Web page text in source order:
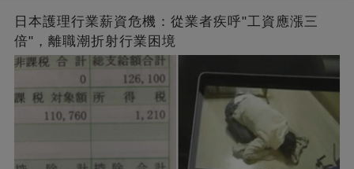
日本護理行業薪資危機：從業者疾呼"工資應漲三
倍"，離職潮折射行業困境